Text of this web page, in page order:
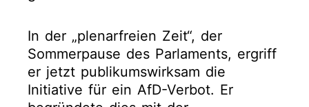
In der „plenarfreien Zeit“, der
Sommerpause des Parlaments, ergriff
er jetzt publikumswirksam die
Initiative für ein AfD-Verbot. Er